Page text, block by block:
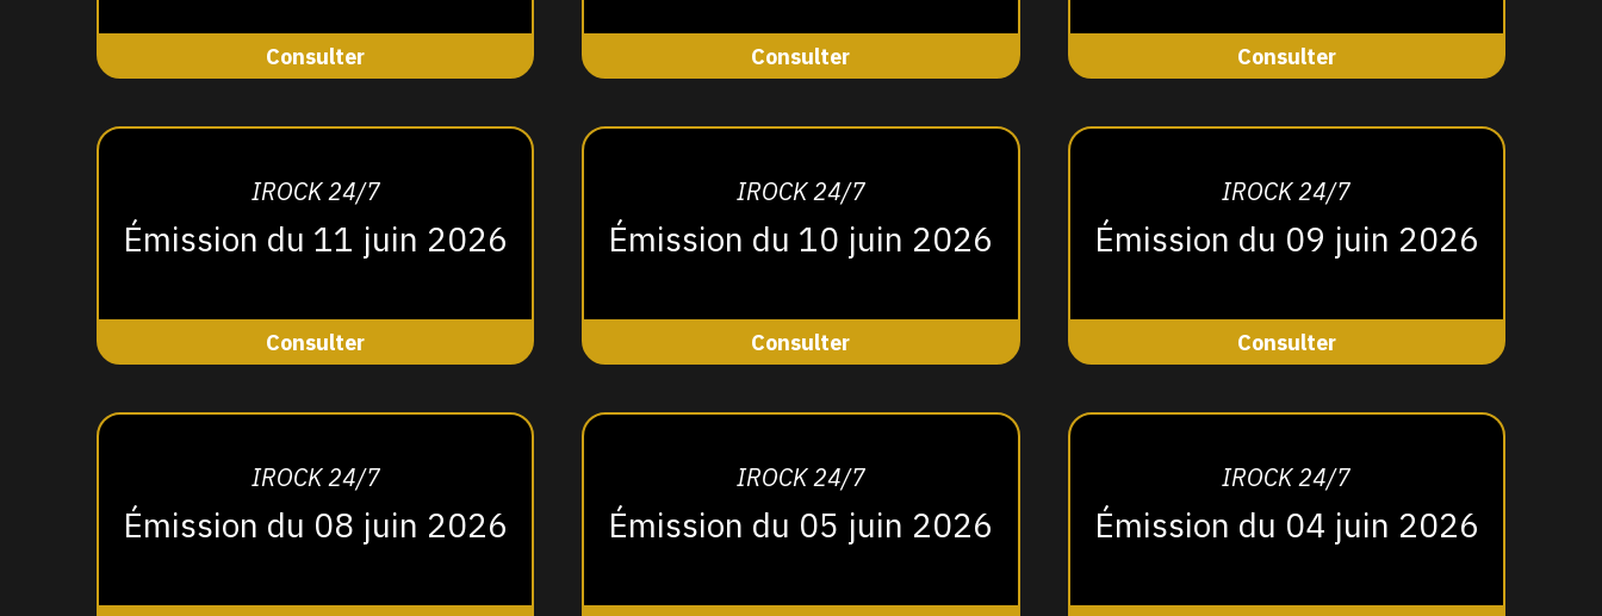
Consulter Consulter Consulter
IROCK 24/7
Émission du 11 juin 2026
Consulter
IROCK 24/7
Émission du 10 juin 2026
Consulter
IROCK 24/7
Émission du 09 juin 2026
Consulter
IROCK 24/7
Émission du 08 juin 2026
IROCK 24/7
Émission du 05 juin 2026
IROCK 24/7
Émission du 04 juin 2026